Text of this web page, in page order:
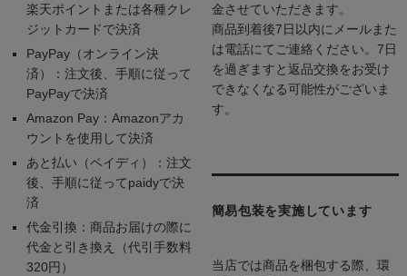
楽天ポイントまたは各種クレ
ジットカードで決済
PayPay（オンライン決
済）：注文後、手順に従って
PayPayで決済
Amazon Pay：Amazonアカ
ウントを使用して決済
あと払い（ペイディ）：注文
後、手順に従ってpaidyで決
済
代金引換：商品お届けの際に
代金と引き換え（代引手数料
320円）
金させていただきます。
商品到着後7日以内にメールまた
は電話にてご連絡ください。7日
を過ぎますと返品交換をお受け
できなくなる可能性がございま
す。
簡易包装を実施しています
当店では商品を梱包する際、環